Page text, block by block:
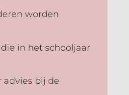
worden
in het schooljaar
advies bij de